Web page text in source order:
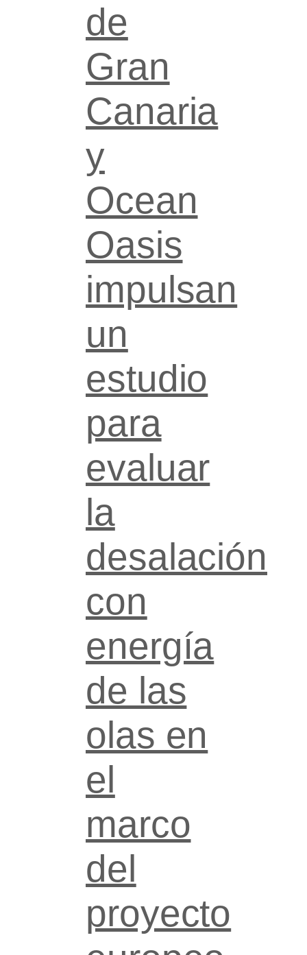
de
Gran
Canaria
y
Ocean
Oasis
impulsan
un
estudio
para
evaluar
la
desalación
con
energía
de las
olas en
el
marco
del
proyecto